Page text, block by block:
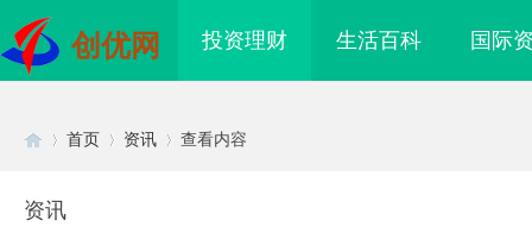
创优网 投资理财 生活百科 国际
首页 资讯 查看内容
资讯